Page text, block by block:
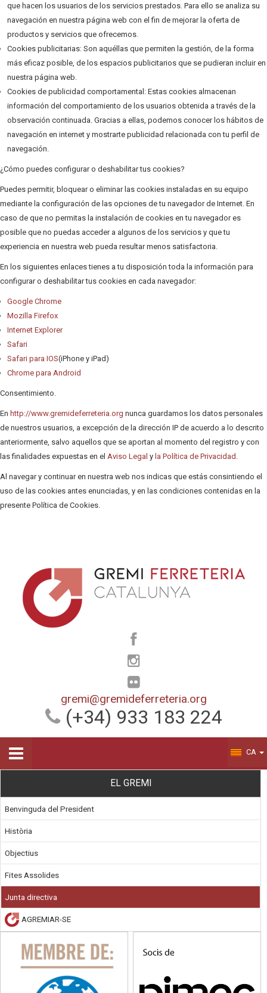
que hacen los usuarios de los servicios prestados. Para ello se analiza su
navegación en nuestra página web con el fin de mejorar la oferta de
productos y servicios que ofrecemos.
Cookies publicitarias: Son aquéllas que permiten la gestión, de la forma
más eficaz posible, de los espacios publicitarios que se pudieran incluir en
nuestra página web.
Cookies de publicidad comportamental: Estas cookies almacenan
información del comportamiento de los usuarios obtenida a través de la
observación continuada. Gracias a ellas, podemos conocer los hábitos de
navegación en internet y mostrarte publicidad relacionada con tu perfil de
navegación.
¿Cómo puedes configurar o deshabilitar tus cookies?
Puedes permitir, bloquear o eliminar las cookies instaladas en su equipo
mediante la configuración de las opciones de tu navegador de Internet. En
caso de que no permitas la instalación de cookies en tu navegador es
posible que no puedas acceder a algunos de los servicios y que tu
experiencia en nuestra web pueda resultar menos satisfactoria.
En los siguientes enlaces tienes a tu disposición toda la información para
configurar o deshabilitar tus cookies en cada navegador:
Google Chrome
Mozilla Firefox
Internet Explorer
Safari
Safari para IOS(iPhone y iPad)
Chrome para Android
Consentimiento.
En http://www.gremideferreteria.org nunca guardamos los datos personales
de nuestros usuarios, a excepción de la dirección IP de acuerdo a lo descrito
anteriormente, salvo aquellos que se aportan al momento del registro y con
las finalidades expuestas en el Aviso Legal y la Política de Privacidad .
Al navegar y continuar en nuestra web nos indicas que estás consintiendo el
uso de las cookies antes enunciadas, y en las condiciones contenidas en la
presente Política de Cookies.
gremi@gremideferreteria.org
(+34) 933 183 224
CA
EL GREMI
Benvinguda del President
Història
Objectius
Fites Assolides
Junta directiva
AGREMIAR-SE